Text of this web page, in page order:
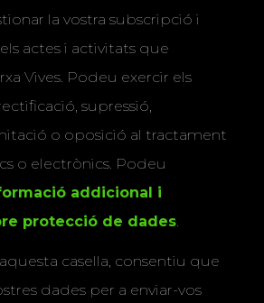
la vostra subscripció i
actes i activitats que
Vives. Podeu exercir els
supressió,
o oposició al tractament
o electrònics. Podeu
addicional i
protecció de dades
casella, consentiu que
dades per a enviar-vos